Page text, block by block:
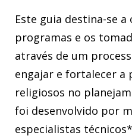
Este guia destina-se
programas e os
através de um
engajar e fortalecer a
religiosos no
foi desenvolvido por
especialistas
mecanismo para monitorar o
Citação Sugerida
Referências